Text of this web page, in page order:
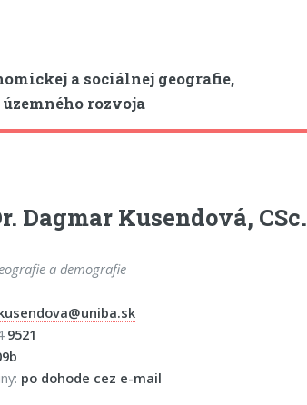
a sociálnej geografie,
rozvoja
Dagmar Kusendová, CSc.
a demografie
9521
po dohode cez e-mail